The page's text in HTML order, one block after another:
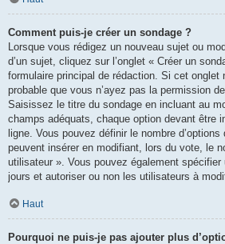
Comment puis-je créer un sondage ?
Lorsque vous rédigez un nouveau sujet ou
d’un sujet, cliquez sur l’onglet « Créer un
formulaire principal de rédaction. Si cet onglet
probable que vous n’ayez pas la permission
Saisissez le titre du sondage en incluant au
champs adéquats, chaque option devant être
ligne. Vous pouvez définir le nombre
peuvent insérer en modifiant, lors du vote, le
utilisateur ». Vous pouvez également
jours et autoriser ou non les utilisateurs à
Haut
Pourquoi ne puis-je pas ajouter plus